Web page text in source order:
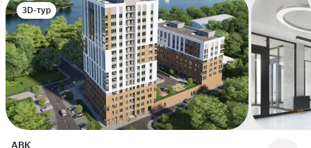
3D-тур
АВК